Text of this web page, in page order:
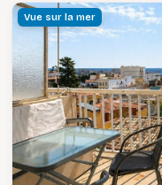
Vue sur la mer